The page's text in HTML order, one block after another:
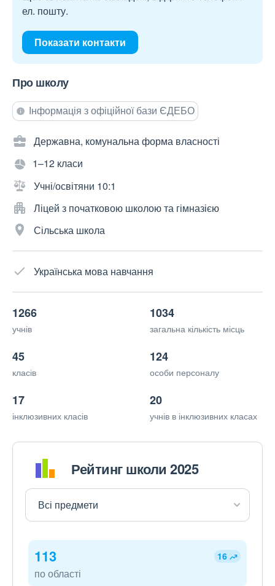
ел. пошту.
Показати контакти
Про школу
Інформація з офіційної бази ЄДЕБО
Державна, комунальна форма власності
1–12 класи
Учні/освітяни 10:1
Ліцей з початковою школою та гімназією
Сільська школа
Українська мова навчання
1266
учнів
1034
загальна кількість місць
45
класів
124
особи персоналу
17
інклюзивних класів
20
учнів в інклюзивних класах
Рейтинг школи 2025
113 16
по області